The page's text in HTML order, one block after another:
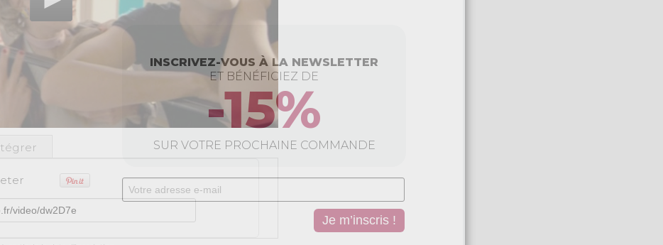
INSCRIVEZ-VOUS À LA NEWSLETTER
ET BÉNÉFICIEZ DE
-15%
SUR VOTRE PROCHAINE COMMANDE